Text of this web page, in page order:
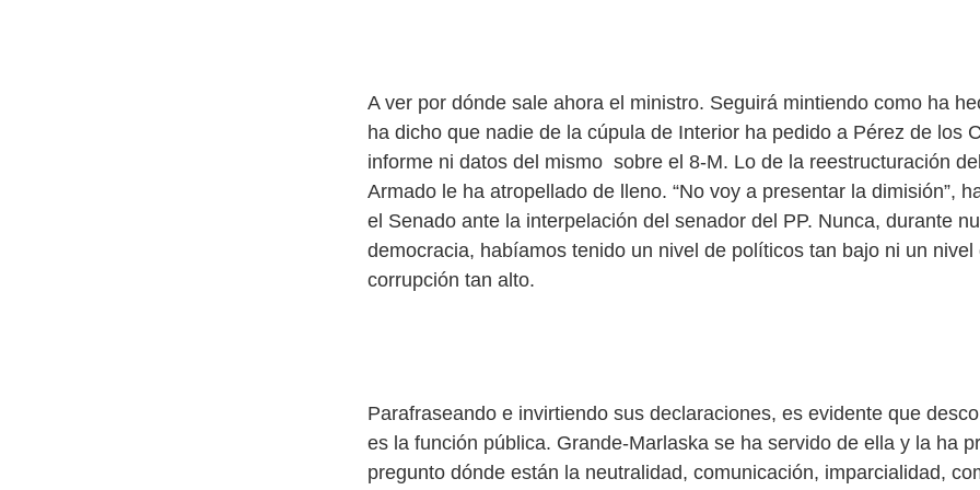
A ver por dónde sale ahora el ministro. Seguirá mintiendo como ha
ha dicho que nadie de la cúpula de Interior ha pedido a Pérez de los
informe ni datos del mismo sobre el 8-M. Lo de la reestructuración
Armado le ha atropellado de lleno. “No voy a presentar la dimisión”,
el Senado ante la interpelación del senador del PP. Nunca, durante
democracia, habíamos tenido un nivel de políticos tan bajo ni un nivel
corrupción tan alto.
Parafraseando e invirtiendo sus declaraciones, es evidente que
es la función pública. Grande-Marlaska se ha servido de ella y la ha
pregunto dónde están la neutralidad, comunicación, imparcialidad,